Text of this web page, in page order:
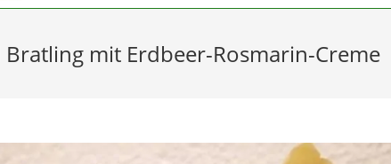
mit Erdbeer-Rosmarin-Creme